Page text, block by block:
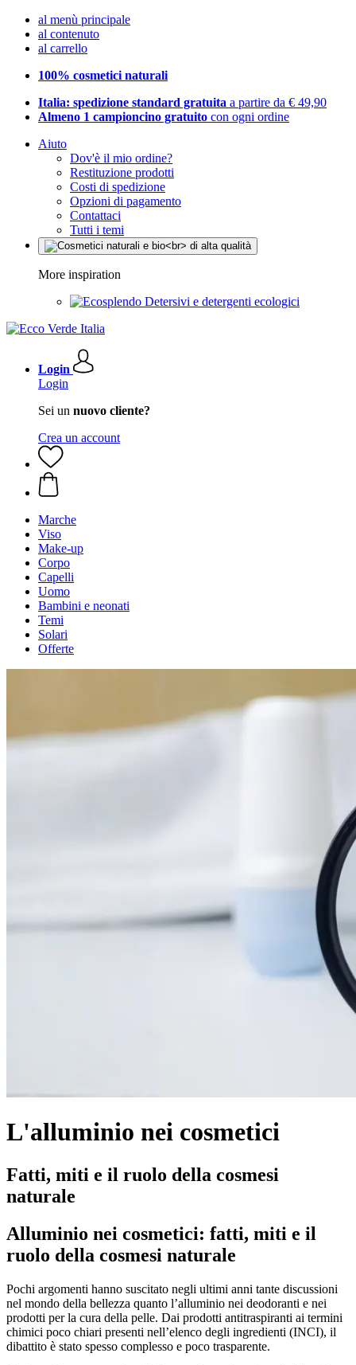
al menù principale
al contenuto
al carrello
100% cosmetici naturali
Italia: spedizione standard gratuita a partire da € 49,90
Almeno 1 campioncino gratuito con ogni ordine
Aiuto
Dov'è il mio ordine?
Restituzione prodotti
Costi di spedizione
Opzioni di pagamento
Contattaci
Tutti i temi
More inspiration
Detersivi e detergenti ecologici
Login
Login
Sei un nuovo cliente?
Crea un account
Marche
Viso
Make-up
Corpo
Capelli
Uomo
Bambini e neonati
Temi
Solari
Offerte
L'alluminio nei cosmetici
Fatti, miti e il ruolo della cosmesi
naturale
Alluminio nei cosmetici: fatti, miti e il
ruolo della cosmesi naturale
Pochi argomenti hanno suscitato negli ultimi anni tante discussioni
nel mondo della bellezza quanto l’alluminio nei deodoranti e nei
prodotti per la cura della pelle. Dai prodotti antitraspiranti ai termini
chimici poco chiari presenti nell’elenco degli ingredienti (INCI), il
dibattito è stato spesso complesso e poco trasparente.